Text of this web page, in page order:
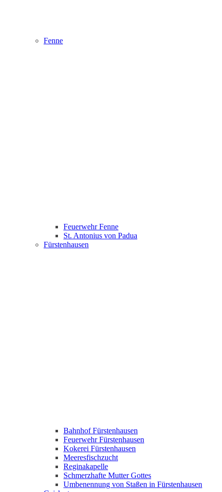
Fenne
Feuerwehr Fenne
St. Antonius von Padua
Fürstenhausen
Bahnhof Fürstenhausen
Feuerwehr Fürstenhausen
Kokerei Fürstenhausen
Meeresfischzucht
Reginakapelle
Schmerzhafte Mutter Gottes
Umbenennung von Staßen in Fürstenhausen